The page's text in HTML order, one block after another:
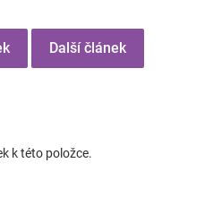
Další článek
k této položce.